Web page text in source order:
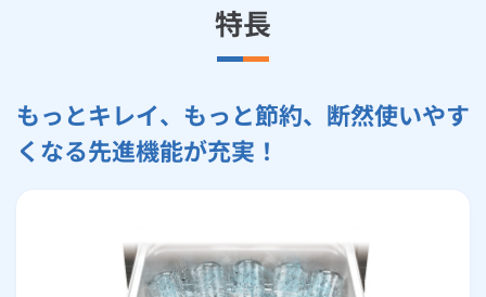
特長
もっとキレイ、もっと節約、断然使いやす
くなる先進機能が充実！